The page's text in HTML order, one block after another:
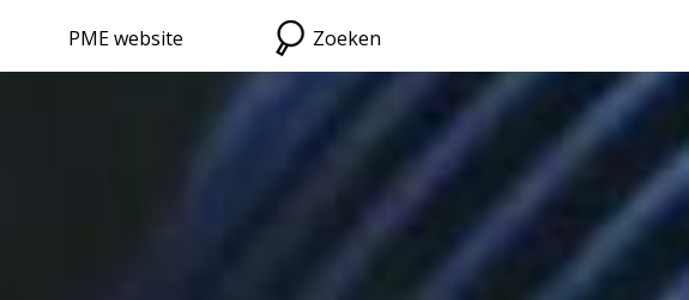
PME website Zoeken
Delen via